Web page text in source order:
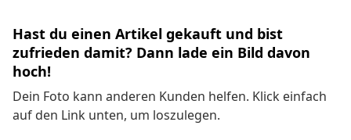
Hast du einen Artikel gekauft und bist
zufrieden damit? Dann lade ein Bild davon
hoch!
Dein Foto kann anderen Kunden helfen. Klick einfach
auf den Link unten, um loszulegen.